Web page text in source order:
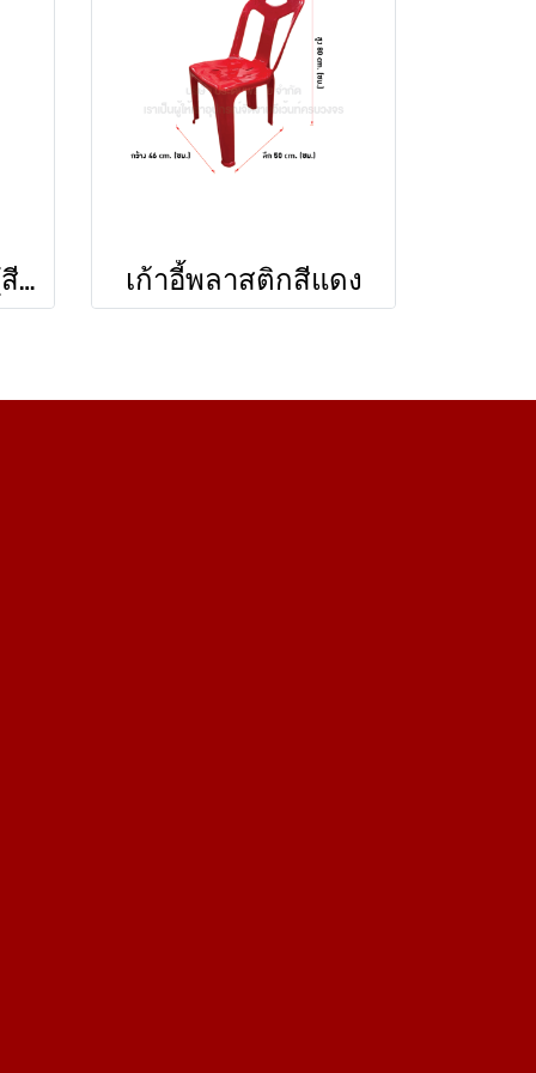
เก้าอี้ลูกเต๋า 1 ที่นั่ง (สีน้ำเงิน) เก้าอี้พลาสติกสีแดง